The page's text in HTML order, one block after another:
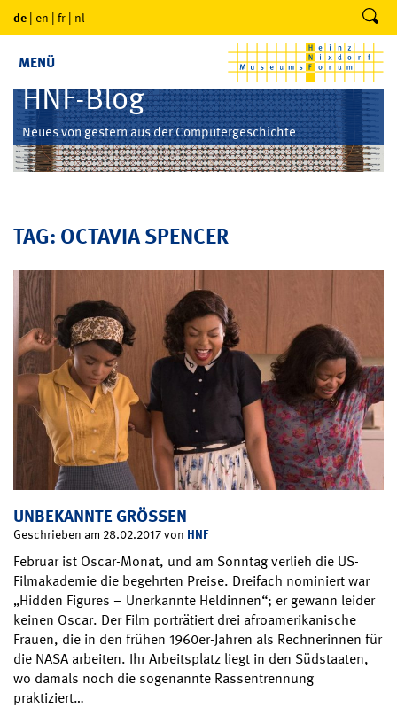
de | en | fr | nl
MENÜ
HNF-Blog
Neues von gestern aus der Computergeschichte
TAG: OCTAVIA SPENCER
UNBEKANNTE GRÖSSEN
Geschrieben am 28.02.2017 von HNF
Februar ist Oscar-Monat, und am Sonntag verlieh die US-
Filmakademie die begehrten Preise. Dreifach nominiert war
„Hidden Figures – Unerkannte Heldinnen“; er gewann leider
keinen Oscar. Der Film porträtiert drei afroamerikanische
Frauen, die in den frühen 1960er-Jahren als Rechnerinnen für
die NASA arbeiten. Ihr Arbeitsplatz liegt in den Südstaaten,
wo damals noch die sogenannte Rassentrennung
praktiziert…